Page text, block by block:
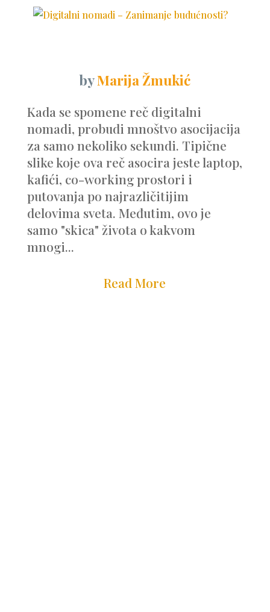
byMarija Žmukić
Kada se spomene reč digitalni
nomadi, probudi mnoštvo asocijacija
za samo nekoliko sekundi. Tipične
slike koje ova reč asocira jeste laptop,
kafići, co-working prostori i
putovanja po najrazličitijim
delovima sveta. Međutim, ovo je
samo "skica" života o kakvom
mnogi...
Read More